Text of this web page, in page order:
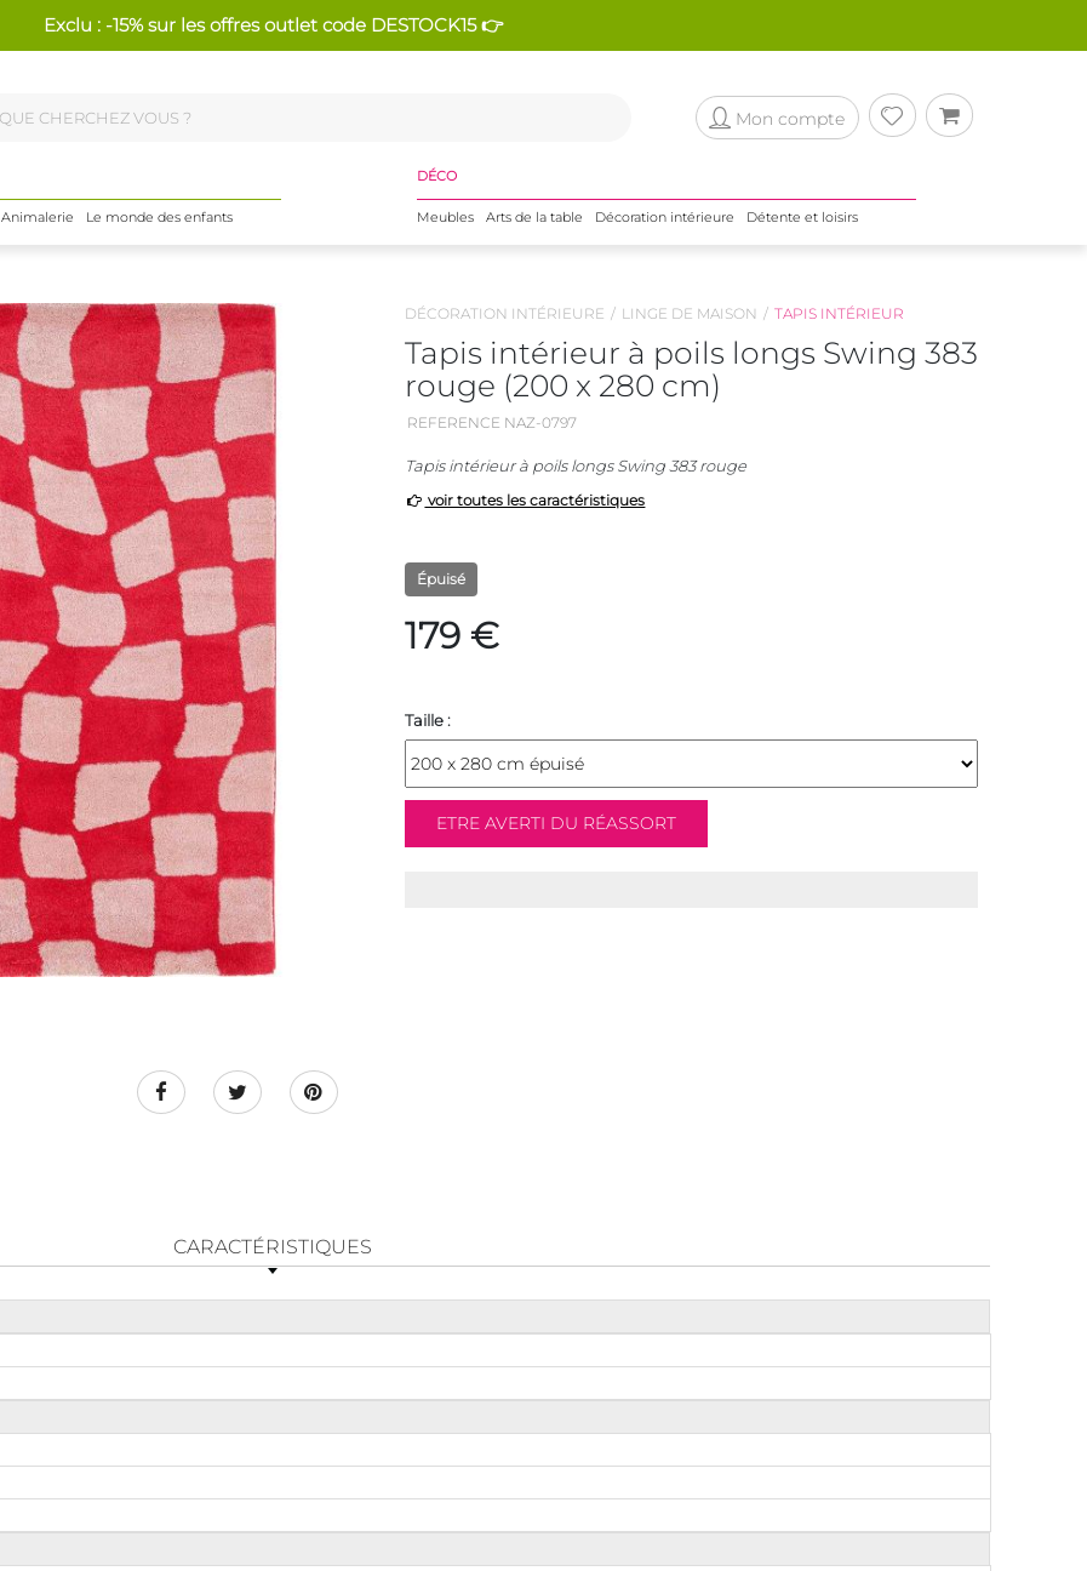
Exclu : -15% sur les offres outlet code DESTOCK15 👉
Mon compte
Animalerie Le monde des enfants
DÉCO
Meubles Arts de la table Décoration intérieure Détente et loisirs
DÉCORATION INTÉRIEURE LINGE DE MAISON TAPIS INTÉRIEUR
Tapis intérieur à poils longs Swing 383
rouge (200 x 280 cm)
REFERENCE NAZ-0797
Tapis intérieur à poils longs Swing 383 rouge
voir toutes les caractéristiques
Épuisé
179 €
Taille :
CARACTÉRISTIQUES